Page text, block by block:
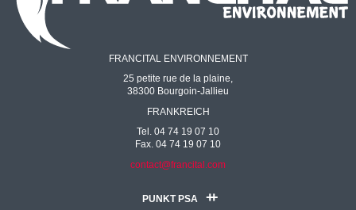
FRANCITAL ENVIRONNEMENT
25 petite rue de la plaine,
38300 Bourgoin-Jallieu
FRANKREICH
Tel. 04 74 19 07 10
Fax. 04 74 19 07 10
contact@francital.com
PUNKT PSA